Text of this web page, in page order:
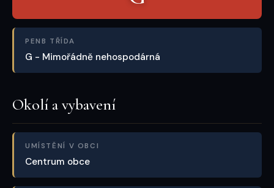
PENB TŘÍDA
G - Mimořádně nehospodárná
Okolí a vybavení
UMÍSTĚNÍ V OBCI
Centrum obce